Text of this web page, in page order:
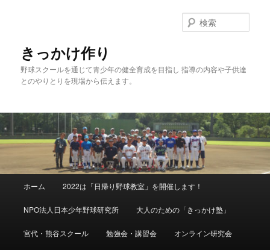
移
動
きっかけ作り
野球スクールを通じて青少年の健全育成を目指し 指導の内容や子供達
とのやりとりを現場から伝えます。
索
ホーム 2022は「日帰り野球教室」を開催します！
NPO法人日本少年野球研究所 大人のための「きっかけ塾」
宮代・熊谷スクール 勉強会・講習会 オンライン研究会